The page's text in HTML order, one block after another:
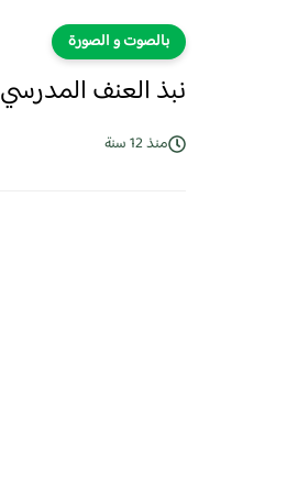
بالصوت و الصورة
نبذ العنف المدرسي
منذ 12 سنة